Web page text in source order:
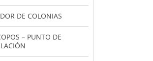
DE COLONIAS
– PUNTO DE